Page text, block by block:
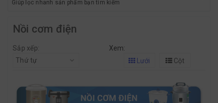
Giúp lọc nhanh sản phẩm bạn tìm kiếm
Nồi cơm điện
Sắp xếp:
Thứ tự
Xem:
Lưới
Cột